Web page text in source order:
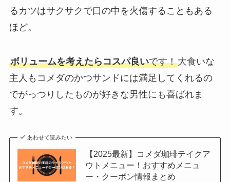
るカツはサクサクで口の中を火傷することもある
ほど。
ボリュームを考えたらコスパ良いです！大食いな
主人もコメダのかつサンドには満足してくれるの
でがっつりしたものが好きな男性にも喜ばれま
す。
あわせて読みたい
【2025最新】コメダ珈琲テイクア
ウトメニュー！おすすめメニュ
ー・クーポン情報まとめ